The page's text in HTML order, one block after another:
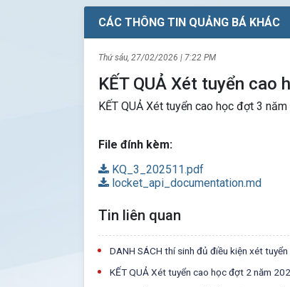
CÁC THÔNG TIN QUẢNG BÁ KHÁC
Thứ sáu, 27/02/2026 | 7:22 PM
KẾT QUẢ Xét tuyển
KẾT QUẢ Xét tuyển cao học đợt 3
File đính kèm:
KQ_3_202511.pdf
locket_api_documentation.md
Tin liên quan
DANH SÁCH thí sinh đủ điều kiện xét
KẾT QUẢ Xét tuyển cao học đợt 2 năm